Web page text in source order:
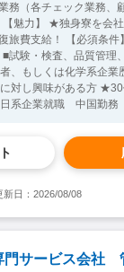
・日本の公的機関向
企画や提案経験のある
に日本語ができるメ
求めている人物像】 語学
視しています。 ・ロ
クで業務を遂行できる
ビジネス習慣や日本
事ができることを期待
広めていきたいという
務（各チェック業務、
件】 ■大卒以上 下記2
試験・検査、品質管理
、もしくは化学系企業
ある方 ★30代の方が活躍中！
日系企業就職 中国勤
新日：2026/08/08
門サービス会社